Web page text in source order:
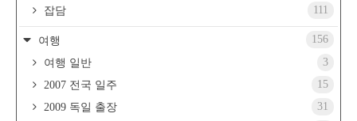
잡담
111
여행
156
여행 일반
3
2007 전국 일주
15
2009 독일 출장
31